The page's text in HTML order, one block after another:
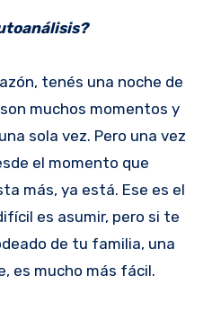
tenés una noche de
muchos momentos y
sola vez. Pero una vez
el momento que
más, ya está. Ese es el
es asumir, pero si te
de tu familia, una
es mucho más fácil.